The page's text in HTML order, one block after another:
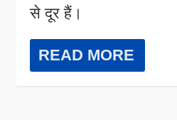
से दूर हैं।
READ MORE